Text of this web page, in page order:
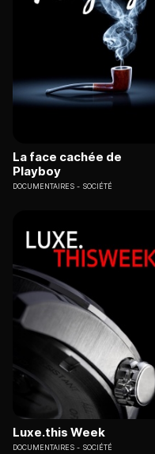
La face cachée de
Playboy
DOCUMENTAIRES SOCIÉTÉ
Luxe.this Week
DOCUMENTAIRES SOCIÉTÉ